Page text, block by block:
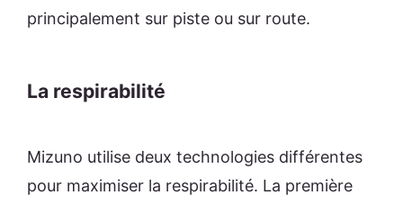
principalement sur piste ou sur route.
La respirabilité
Mizuno utilise deux technologies différentes
pour maximiser la respirabilité. La première